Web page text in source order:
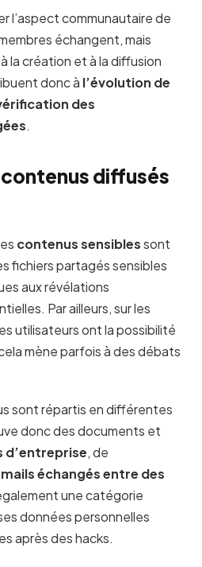
l’aspect communautaire de
échangent, mais
la création et à la diffusion
donc à l’évolution de
des
.
diffusés
contenus sensiblessont
fichiers partagés sensibles
aux révélations
Par ailleurs, sur les
utilisateurs ont la possibilité
mène parfois à des débats
sont répartis en différentes
donc des documents et
d’entreprise, de
mails échangés entre des
une catégorie
données personnelles
après des hacks.